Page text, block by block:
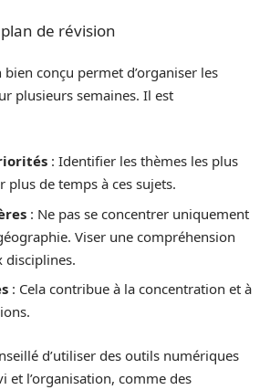
de révision
conçu permet d’organiser les
plusieurs semaines. Il est
: Identifier les thèmes les plus
plus de temps à ces sujets.
: Ne pas se concentrer uniquement
Viser une compréhension
disciplines.
: Cela contribue à la concentration et à
d’utiliser des outils numériques
et l’organisation, comme des